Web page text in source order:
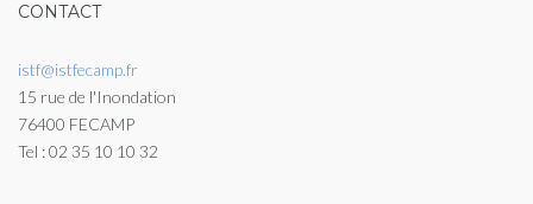
CONTACT
istf@istfecamp.fr
15 rue de l'Inondation
76400 FECAMP
Tel : 02 35 10 10 32